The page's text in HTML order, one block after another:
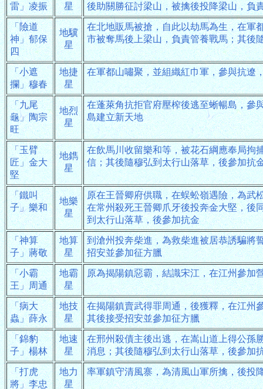
雷」凌振
星
後助關勝征討梁山，被擒後投降梁山，負
「險道
神」郁保
四
地驥
星
在北地販馬被搶，自此以劫馬為生，在軍
市被奪馬後上梁山，負責管養戰馬；其後
「小遮
攔」穆春
地捷
星
在軍都山嘯聚，並組織紅巾軍，參與抗遼
「九尾
龜」陶宗
旺
地烈
星
在蓬萊角抗拒官府壓榨後逃至蜥暢島，參
島建立新天地
「玉臂
匠」金大
堅
地鐫
星
在飲馬川收留樂和等，被花石綱應奉局拘
信；其後隨穆弘到太行山落草，後參加抗
「鐵叫
子」樂和
地樂
星
原在王晉卿府供職，在蜈蚣嶺遇險，為武
在常州殺死王晉卿爪牙後投奔金大堅，後
到太行山落草，後參加抗金
「神算
子」蔣敬
地算
星
到滄州投奔柴進，為救柴進被居恭誘騙將
招安並參加征方臘
「小霸
王」周通
地霸
星
原為揭陽鎮惡霸，結識宋江，在江州參加
「病大
蟲」薛永
地技
星
在揭陽鎮賣武得罪周通，後獲釋，在江州
其後接受招安並參加征方臘
「錦豹
子」楊林
地速
星
在邢州殺債主後出逃，在嵩山道上得公孫
消息；其後隨穆弘到太行山落草，後參加
「打虎
將」李忠
地力
星
率軍鎮守清風寨，為清風山軍所擒，後投